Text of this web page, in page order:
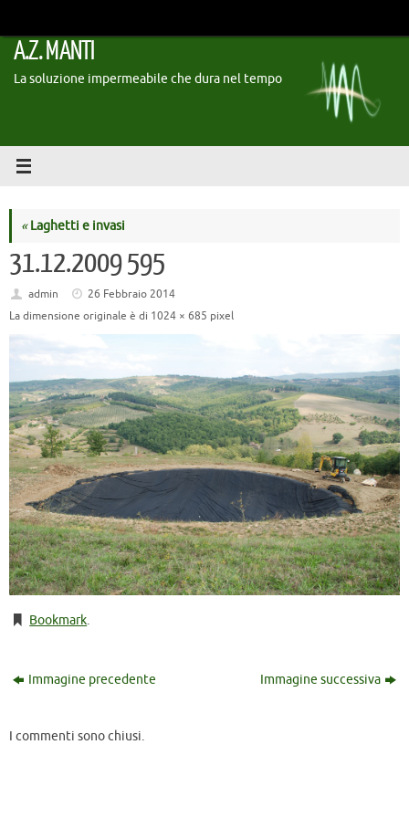
contenuto
A.Z. MANTI
La soluzione impermeabile che dura nel tempo
«Laghetti e invasi
31.12.2009 595
admin
26 Febbraio 2014
La dimensione originale è di 1024 × 685 pixel
Bookmark.
Immagine precedente Immagine successiva
I commenti sono chiusi.